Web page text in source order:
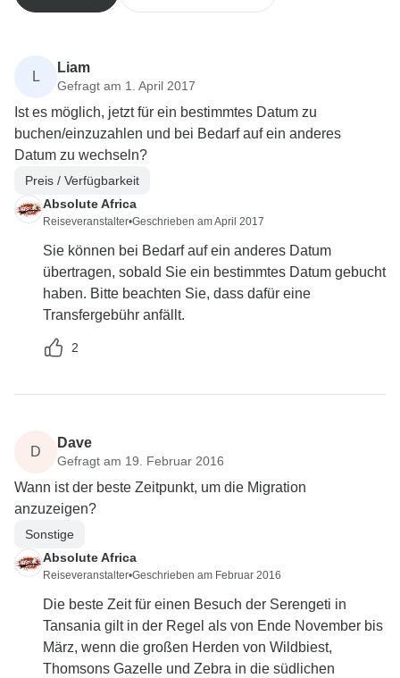
L
Liam
Gefragt am 1. April 2017
Ist es möglich, jetzt für ein bestimmtes Datum zu
buchen/einzuzahlen und bei Bedarf auf ein anderes
Datum zu wechseln?
Preis / Verfügbarkeit
Absolute Africa
Reiseveranstalter•Geschrieben am April 2017
Sie können bei Bedarf auf ein anderes Datum
übertragen, sobald Sie ein bestimmtes Datum gebucht
haben. Bitte beachten Sie, dass dafür eine
Transfergebühr anfällt.
2
D
Dave
Gefragt am 19. Februar 2016
Wann ist der beste Zeitpunkt, um die Migration
anzuzeigen?
Sonstige
Absolute Africa
Reiseveranstalter•Geschrieben am Februar 2016
Die beste Zeit für einen Besuch der Serengeti in
Tansania gilt in der Regel als von Ende November bis
März, wenn die großen Herden von Wildbiest,
Thomsons Gazelle und Zebra in die südlichen